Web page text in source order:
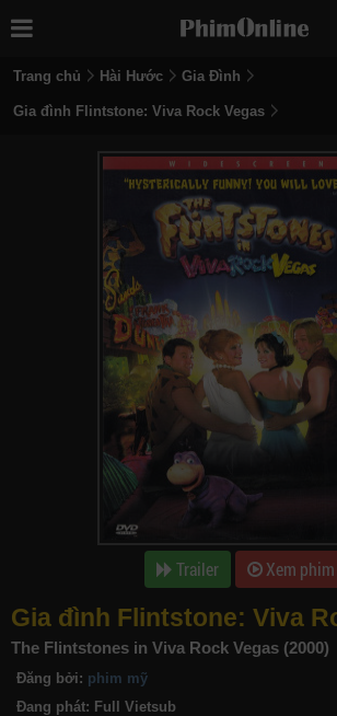
Trang chủ Hài Hước Gia Đình
Gia đình Flintstone: Viva Rock Vegas
Trailer Xem phim
Gia đình Flintstone: Viva
The Flintstones in Viva Rock Vegas (2000)
Đăng bởi: phim mỹ
Đang phát: Full Vietsub